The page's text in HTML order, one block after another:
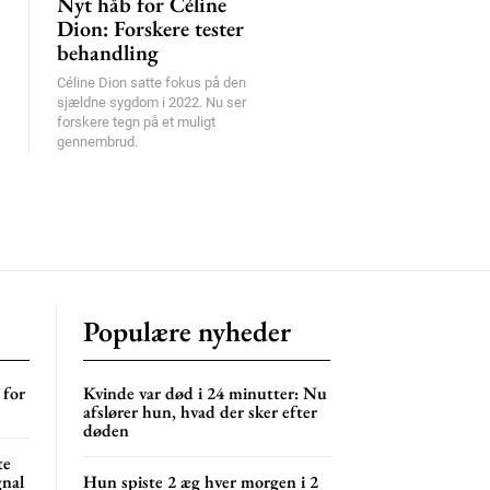
Dion: Forskere tester
behandling
Céline Dion satte fokus på den
sjældne sygdom i 2022. Nu ser
forskere tegn på et muligt
gennembrud.
for
Populære nyheder
Kvinde var død i 24 minutter: Nu
afslører hun, hvad der sker efter
døden
Hun spiste 2 æg hver morgen i 2